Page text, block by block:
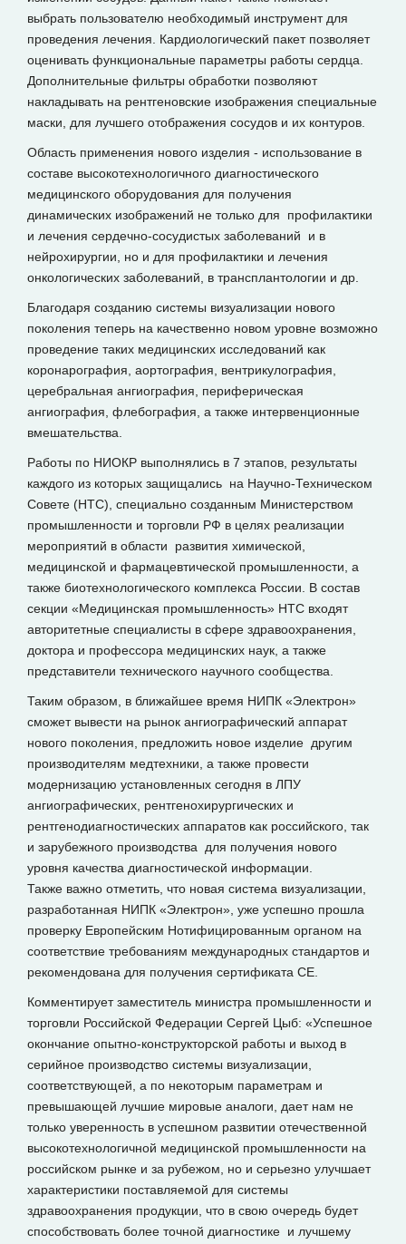
выбрать пользователю необходимый инструмент для
проведения лечения. Кардиологический пакет позволяет
оценивать функциональные параметры работы сердца.
Дополнительные фильтры обработки позволяют
накладывать на рентгеновские изображения специальные
маски, для лучшего отображения сосудов и их контуров.
Область применения нового изделия - использование в
составе высокотехнологичного диагностического
медицинского оборудования для получения
динамических изображений не только для профилактики
и лечения сердечно-сосудистых заболеваний и в
нейрохирургии, но и для профилактики и лечения
онкологических заболеваний, в трансплантологии и др.
Благодаря созданию системы визуализации нового
поколения теперь на качественно новом уровне возможно
проведение таких медицинских исследований как
коронарография, аортография, вентрикулография,
церебральная ангиография, периферическая
ангиография, флебография, а также интервенционные
вмешательства.
Работы по НИОКР выполнялись в 7 этапов, результаты
каждого из которых защищались на Научно-Техническом
Совете (НТС), специально созданным Министерством
промышленности и торговли РФ в целях реализации
мероприятий в области развития химической,
медицинской и фармацевтической промышленности, а
также биотехнологического комплекса России. В состав
секции «Медицинская промышленность» НТС входят
авторитетные специалисты в сфере здравоохранения,
доктора и профессора медицинских наук, а также
представители технического научного сообщества.
Таким образом, в ближайшее время НИПК «Электрон»
сможет вывести на рынок ангиографический аппарат
нового поколения, предложить новое изделие другим
производителям медтехники, а также провести
модернизацию установленных сегодня в ЛПУ
ангиографических, рентгенохирургических и
рентгенодиагностических аппаратов как российского, так
и зарубежного производства для получения нового
уровня качества диагностической информации.
Также важно отметить, что новая система визуализации,
разработанная НИПК «Электрон», уже успешно прошла
проверку Европейским Нотифицированным органом на
соответствие требованиям международных стандартов и
рекомендована для получения сертификата CE.
Комментирует заместитель министра промышленности и
торговли Российской Федерации Сергей Цыб: «Успешное
окончание опытно-конструкторской работы и выход в
серийное производство системы визуализации,
соответствующей, а по некоторым параметрам и
превышающей лучшие мировые аналоги, дает нам не
только уверенность в успешном развитии отечественной
высокотехнологичной медицинской промышленности на
российском рынке и за рубежом, но и серьезно улучшает
характеристики поставляемой для системы
здравоохранения продукции, что в свою очередь будет
способствовать более точной диагностике и лучшему